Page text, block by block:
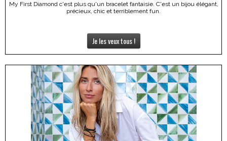
My First Diamond c'est plus qu'un bracelet fantaisie. C'est un bijou élégant,
précieux, chic et terriblement fun.
Je les veux tous !